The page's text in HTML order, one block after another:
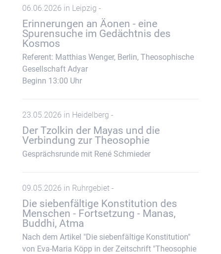
06.06.2026 in Leipzig -
Erinnerungen an Äonen - eine
Spurensuche im Gedächtnis des
Kosmos
Referent: Matthias Wenger, Berlin, Theosophische
Gesellschaft Adyar
Beginn 13:00 Uhr
23.05.2026 in Heidelberg -
Der Tzolkin der Mayas und die
Verbindung zur Theosophie
Gesprächsrunde mit René Schmieder
09.05.2026 in Ruhrgebiet -
Die siebenfältige Konstitution des
Menschen - Fortsetzung - Manas,
Buddhi, Atma
Nach dem Artikel "Die siebenfältige Konstitution"
von Eva-Maria Köpp in der Zeitschrift "Theosophie